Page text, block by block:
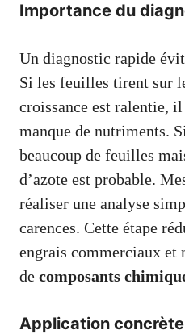
Importance du
Un diagnostic rapide
Si les feuilles tirent sur
croissance est ralentie, il
manque de nutriments.
beaucoup de feuilles
d’azote est probable.
réaliser une analyse
carences. Cette étape
engrais commerciaux
de composants
Application concrète